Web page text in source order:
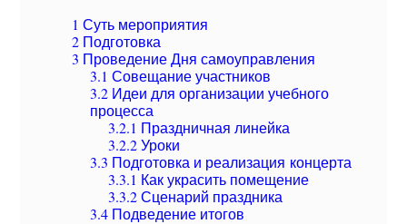
1 Суть мероприятия
2 Подготовка
3 Проведение Дня самоуправления
3.1 Совещание участников
3.2 Идеи для организации учебного
процесса
3.2.1 Праздничная линейка
3.2.2Уроки
3.3 Подготовка и реализация концерта
3.3.1 Как украсить помещение
3.3.2Сценарий праздника
3.4 Подведение итогов